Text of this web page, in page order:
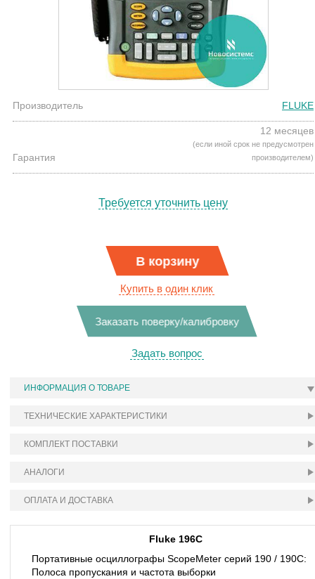
Производитель FLUKE
Гарантия
12 месяцев
(если иной срок не предусмотрен
производителем)
Требуется уточнить цену
В корзину
Купить в один клик
Заказать поверку/калибровку
Задать вопрос
ИНФОРМАЦИЯ О ТОВАРЕ
ТЕХНИЧЕСКИЕ ХАРАКТЕРИСТИКИ
КОМПЛЕКТ ПОСТАВКИ
АНАЛОГИ
ОПЛАТА И ДОСТАВКА
Fluke 196C
Портативные осциллографы ScopeMeter серий 190 / 190C:
Полоса пропускания и частота выборки